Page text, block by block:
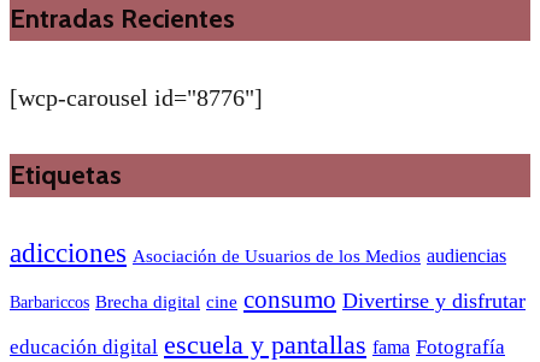
Entradas Recientes
[wcp-carousel id="8776"]
Etiquetas
adicciones Asociación de Usuarios de los Medios audiencias
Barbariccos Brecha digital cine consumo Divertirse y disfrutar
educación digital escuela y pantallas fama Fotografía